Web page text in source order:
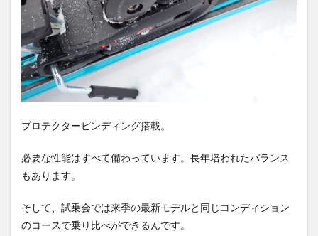
プロテクタービンディング搭載。
必要な性能はすべて備わっています。長年培われたバランス
もあります。
そして、試乗会では来季の最新モデルと同じコンディション
のコースで乗り比べができるんです。